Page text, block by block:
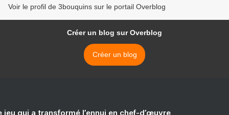
Voir le profil de 3bouquins sur le portail Overblog
Créer un blog sur Overblog
Créer un blog
jeu qui a transformé l’ennui en chef-d’œuvre